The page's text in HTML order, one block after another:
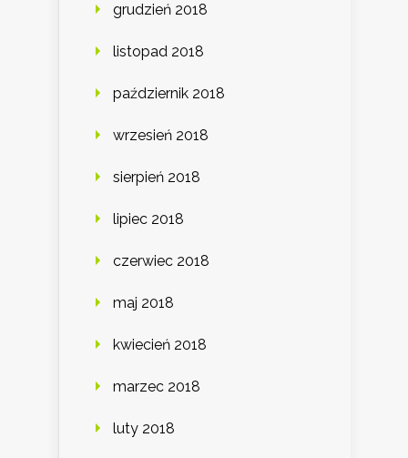
grudzień 2018
listopad 2018
październik 2018
wrzesień 2018
sierpień 2018
lipiec 2018
czerwiec 2018
maj 2018
kwiecień 2018
marzec 2018
luty 2018